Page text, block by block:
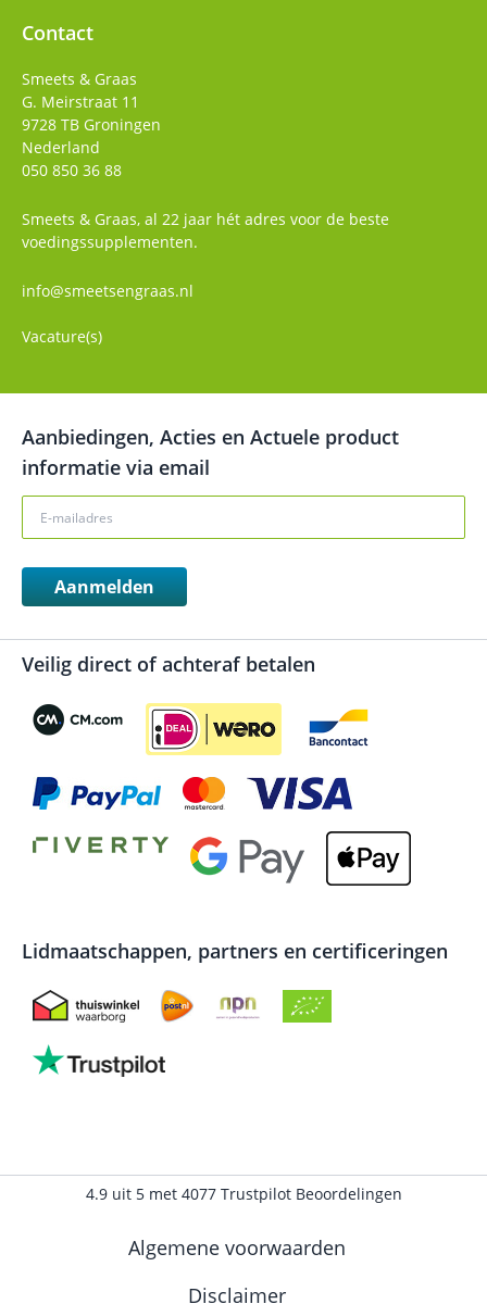
Contact
Smeets & Graas
G. Meirstraat 11
9728 TB Groningen
Nederland
050 850 36 88
Smeets & Graas, al 22 jaar hét adres voor de beste
voedingssupplementen.
info@smeetsengraas.nl
Vacature(s)
Aanbiedingen, Acties en Actuele product
informatie via email
Aanmelden
Veilig direct of achteraf betalen
Lidmaatschappen, partners en certificeringen
Algemene voorwaarden
Disclaimer
4.9uit 5met 4077Trustpilot Beoordelingen